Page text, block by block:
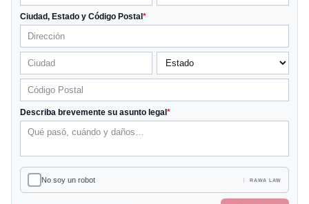
Ciudad, Estado y Código Postal *
Describa brevemente su asunto legal *
No soy un robot RAWA LAW